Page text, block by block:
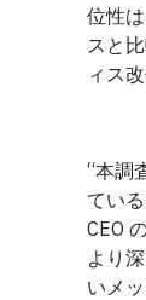
位性
スと
ィス
“本調
てい
CEO
より
いメ